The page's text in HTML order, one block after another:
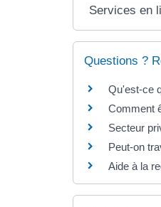
Services en
Questions ?
Qu'est-ce
Comment
Secteur
Peut-on
Aide à la